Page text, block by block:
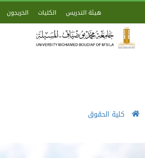
هيئة التدريس الكليات الخريجون
كلية الحقوق